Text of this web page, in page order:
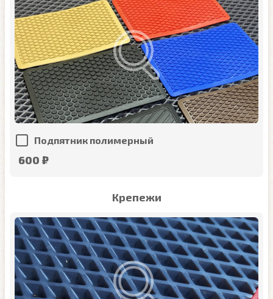
Подпятник полимерный
600 ₽
Крепежи